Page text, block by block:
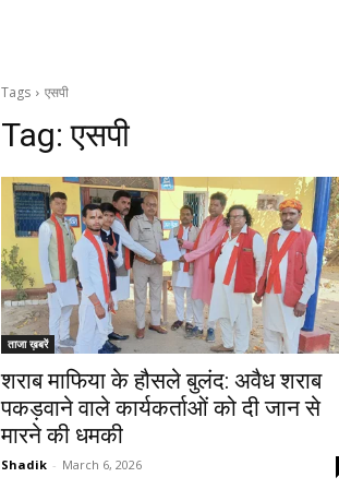
Tags एसपी
Tag:एसपी
ताजा ख़बरें
शराब माफिया के हौसले बुलंद: अवैध शराब
पकड़वाने वाले कार्यकर्ताओं को दी जान से
मारने की धमकी
Shadik - March 6, 2026